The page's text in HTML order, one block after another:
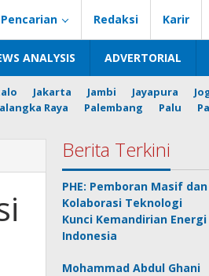
Pencarian Redaksi Karir
ANALYSIS ADVERTORIAL
Jakarta Jambi Jayapura
Raya Palembang Palu
Berita Terkini
PHE: Pemboran Masif dan
Kolaborasi Teknologi
Kunci Kemandirian Energi
Indonesia
Mohammad Abdul Ghani